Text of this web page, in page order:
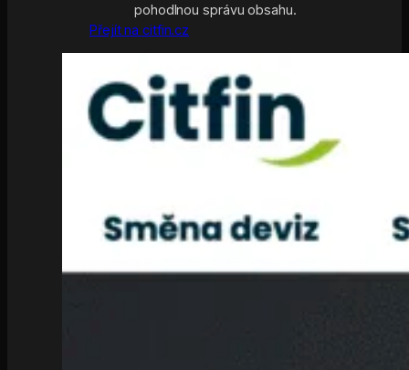
pohodlnou správu obsahu.
Přejít na citfin.cz